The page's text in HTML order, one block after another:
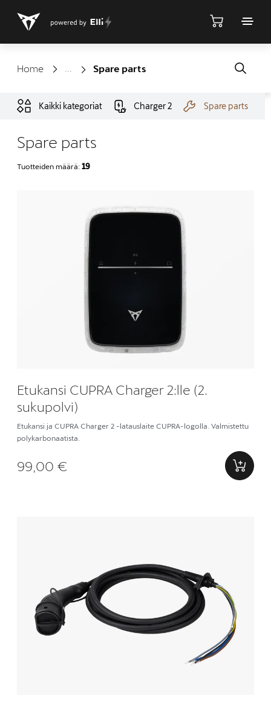
Home ShopSpare parts
Kaikki kategoriat Charger 2 Spare parts
Spare parts
Tuotteiden määrä:19
Etukansi CUPRA Charger 2:lle (2.
sukupolvi)
Etukansi ja CUPRA Charger 2 -latauslaite CUPRA-logolla. Valmistettu
polykarbonaatista.
99,00 €